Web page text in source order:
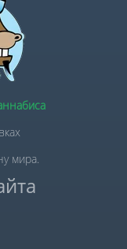
мира.